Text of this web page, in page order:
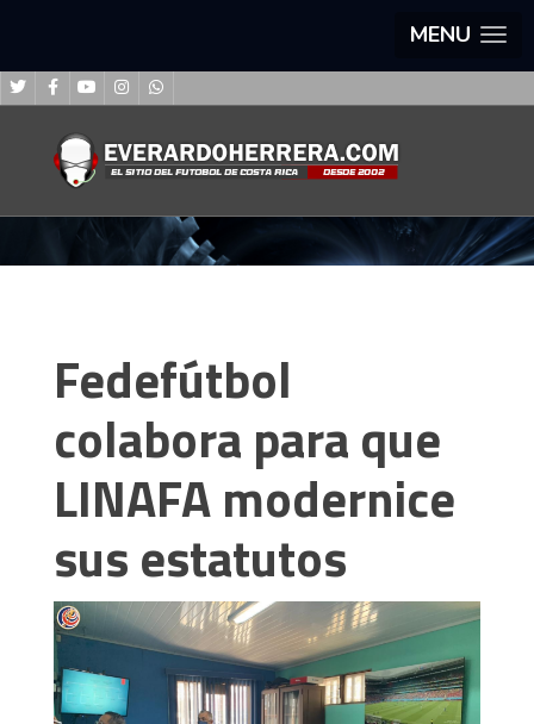
MENU
Fedefútbol
colabora para que
LINAFA modernice
sus estatutos